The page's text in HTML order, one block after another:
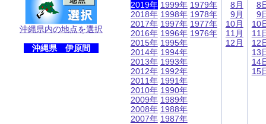
沖縄県内の地点を選択
沖縄県 伊原間
2019年
2018年
2017年
2016年
2015年
2014年
2013年
2012年
2011年
2010年
2009年
2008年
2007年
1999年
1998年
1997年
1996年
1995年
1994年
1993年
1992年
1991年
1990年
1989年
1988年
1987年
1979年
1978年
1977年
1976年
8月
9月
10月
11月
12月
8
9
10
11
12
13
14
15